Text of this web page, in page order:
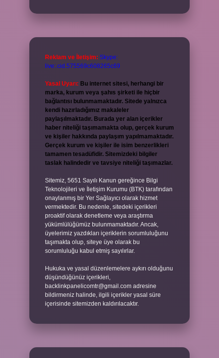
Reklam ve İletişim: Skype:
live:.cid.575569c608265c69
Yasal Uyarı: Bu internet sitesi, herhangi bir
marka, kurum veya şahıs şirketi ile hiçbir
bağlantısı bulunmamaktadır. Sitede yalnızca
kendi hazırladığımız makaleler
paylaşılmaktadır. Burada yer alan içerikler
haber niteliği taşımamakta olup, gerçek kurum
ve kişiler hakkında paylaşım yapılmamaktadır.
Gerçek kurum ve kişiler ile isim benzerlikleri
tamamen tesadüfidir. Sitemizdeki bilgiler
taslak halindedir ve tavsiye niteliği taşımazlar.
Sitemiz, 5651 Sayılı Kanun gereğince Bilgi
Teknolojileri ve İletişim Kurumu (BTK) tarafından
onaylanmış bir Yer Sağlayıcı olarak hizmet
vermektedir. Bu nedenle, sitedeki içerikleri
proaktif olarak denetleme veya araştırma
yükümlülüğümüz bulunmamaktadır. Ancak,
üyelerimiz yazdıkları içeriklerin sorumluluğunu
taşımakta olup, siteye üye olarak bu
sorumluluğu kabul etmiş sayılırlar.
Hukuka ve yasal düzenlemelere aykırı olduğunu
düşündüğünüz içerikleri,
backlinkpanelicomtr@gmail.com adresine
bildirmeniz halinde, ilgili içerikler yasal süre
içerisinde sitemizden kaldırılacaktır.